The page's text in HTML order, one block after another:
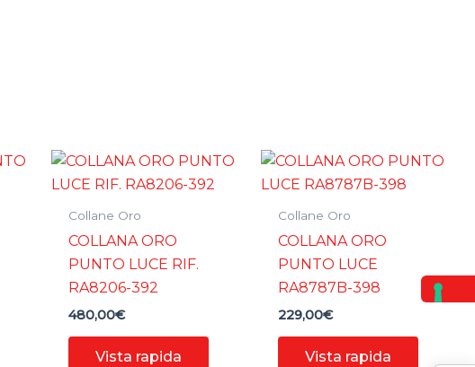
Collane Oro
COLLANA ORO
PUNTO LUCE RIF.
RA8206-392
480,00€
Vista rapida
Collane Oro
COLLANA ORO
PUNTO LUCE
RA8787B-398
229,00€
Vista rapida